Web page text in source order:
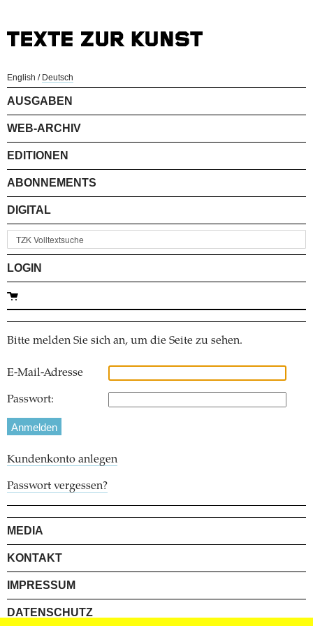
English / Deutsch
AUSGABEN
WEB-ARCHIV
EDITIONEN
ABONNEMENTS
DIGITAL
LOGIN
Bitte melden Sie sich an, um die Seite zu sehen.
E-Mail-Adresse
Passwort:
Kundenkonto anlegen
Passwort vergessen?
MEDIA
KONTAKT
IMPRESSUM
DATENSCHUTZ